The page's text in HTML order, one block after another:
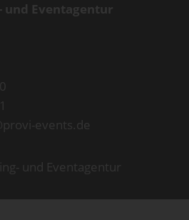
Eventagentur
events.de
und Eventagentur